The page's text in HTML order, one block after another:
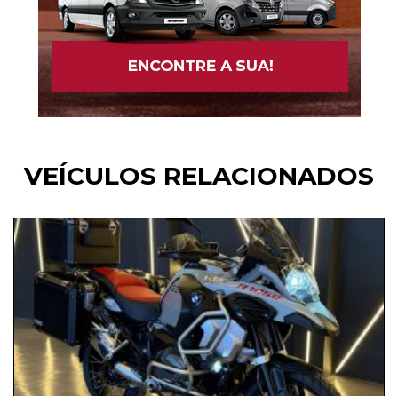
VEÍCULOS RELACIONADOS